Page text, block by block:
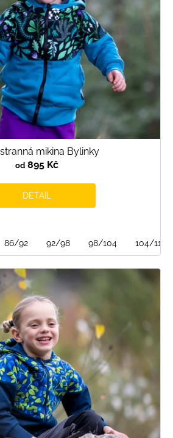
mikina Bylinky
od895 Kč
DETAIL
86/92 92/98 98/104 104/110